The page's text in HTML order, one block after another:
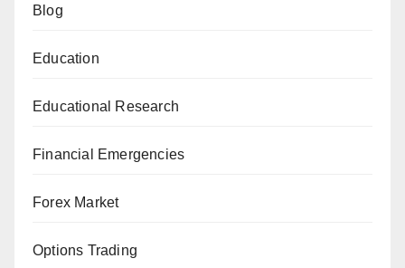
Blog
Education
Educational Research
Financial Emergencies
Forex Market
Options Trading